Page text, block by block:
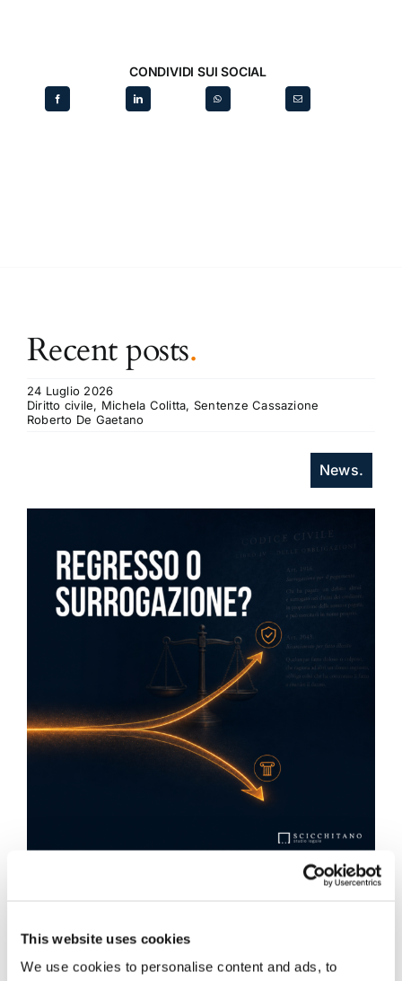
This website uses cookies
We use cookies to personalise content and ads, to
CONDIVIDI SUI SOCIAL
Recent posts.
24 Luglio 2026
Diritto civile, Michela Colitta, Sentenze Cassazione
Roberto De Gaetano
News.
Obbligazioni solidali passive:
regresso